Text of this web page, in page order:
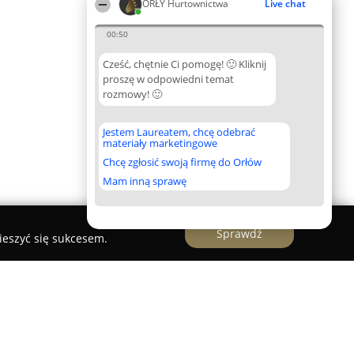
ORŁY Hurtownictwa Live chat
00:50
Cześć, chętnie Ci pomogę! 🙂 Kliknij
proszę w odpowiedni temat
rozmowy! 🙂
Jestem Laureatem, chcę odebrać
materiały marketingowe
Chcę zgłosić swoją firmę do Orłów
Mam inną sprawę
się sukcesem. Sprawdź